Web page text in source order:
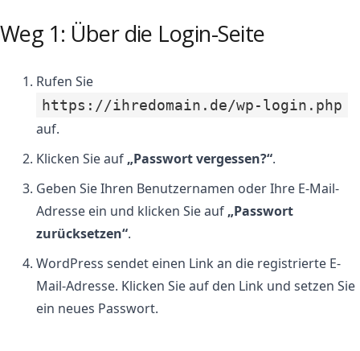
Weg 1: Über die Login-Seite
Rufen Sie
https://ihredomain.de/wp-login.php
auf.
Klicken Sie auf „Passwort vergessen?“.
Geben Sie Ihren Benutzernamen oder Ihre E-Mail-
Adresse ein und klicken Sie auf „Passwort
zurücksetzen“.
WordPress sendet einen Link an die registrierte E-
Mail-Adresse. Klicken Sie auf den Link und setzen Sie
ein neues Passwort.